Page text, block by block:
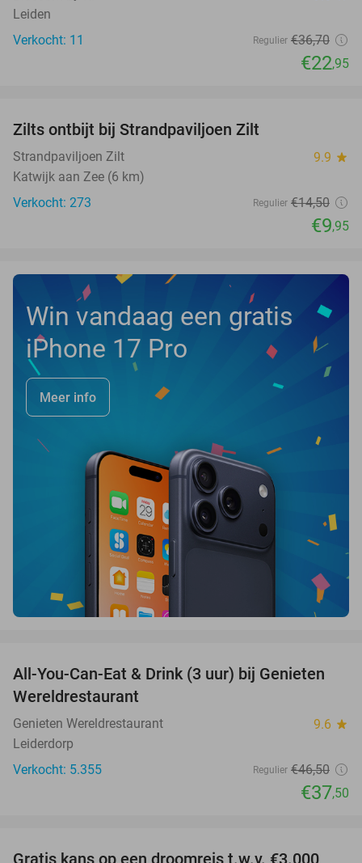
Leiden
Verkocht: 11
Regulier €36,70
€22,95
Zilts ontbijt bij Strandpaviljoen Zilt
Strandpaviljoen Zilt 9.9 star
Katwijk aan Zee (6 km)
Verkocht: 273
Regulier €14,50
€9,95
Win vandaag een gratis
iPhone 17 Pro
Meer info
19%
All-You-Can-Eat & Drink (3 uur) bij Genieten
Wereldrestaurant
Genieten Wereldrestaurant 9.6 star
Leiderdorp
Verkocht: 5.355
Regulier €46,50
€37,50
Gratis kans op een droomreis t.w.v. €3.000